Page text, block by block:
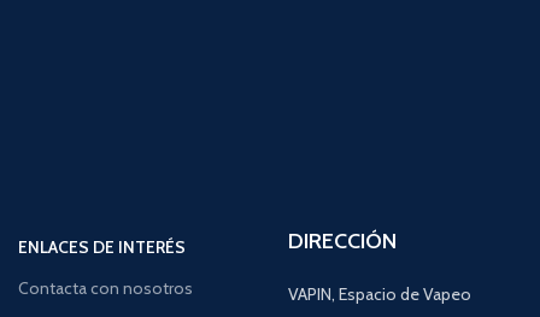
ENLACES DE INTERÉS
Contacta con nosotros
DIRECCIÓN
VAPIN, Espacio de Vapeo